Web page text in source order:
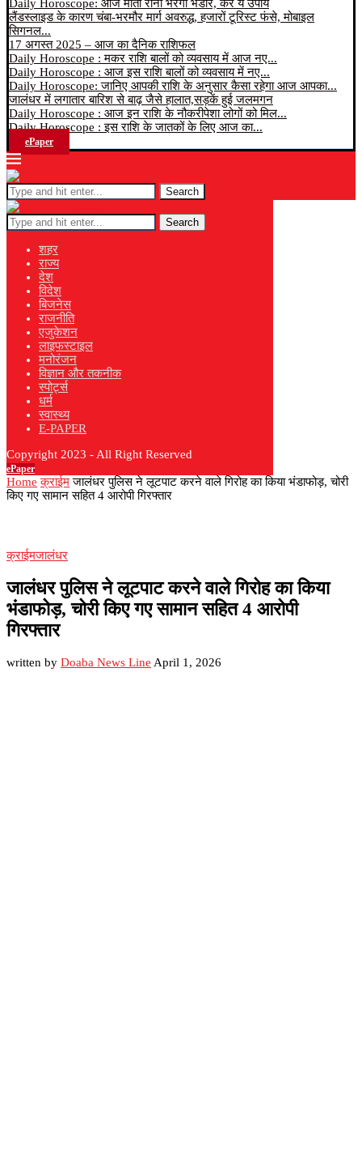
Daily Horoscope: आज माता रानी भरेगी भंडारे, करें ये उपाय
लैंडस्लाइड के कारण चंबा-भरमौर मार्ग अवरुद्ध, हजारों टूरिस्ट फंसे, मोबाइल
सिगनल...
17 अगस्त 2025 – आज का दैनिक राशिफल
Daily Horoscope : मकर राशि बालों को व्यवसाय में आज नए...
Daily Horoscope : आज इस राशि बालों को व्यवसाय में नए...
Daily Horoscope: जानिए आपकी राशि के अनुसार कैसा रहेगा आज आपका...
जालंधर में लगातार बारिश से बाढ़ जैसे हालात,सड़कें हुई जलमगन
Daily Horoscope : आज इन राशि के नौकरीपेशा लोगों को मिल...
Daily Horoscope : इस राशि के जातकों के लिए आज का...
ePaper
Search
Search
शहर
राज्य
देश
विदेश
बिजनेस
राजनीति
एजुकेशन
लाइफस्टाइल
मनोरंजन
विज्ञान और तकनीक
स्पोर्ट्स
धर्म
स्वास्थ्य
E-PAPER
Copyright 2023 - All Right Reserved
ePaper
Home क्राईम जालंधर पुलिस ने लूटपाट करने वाले गिरोह का किया भंडाफोड़, चोरी
किए गए सामान सहित 4 आरोपी गिरफ्तार
क्राईमजालंधर
जालंधर पुलिस ने लूटपाट करने वाले गिरोह का किया
भंडाफोड़, चोरी किए गए सामान सहित 4 आरोपी
गिरफ्तार
written by Doaba News Line April 1, 2026